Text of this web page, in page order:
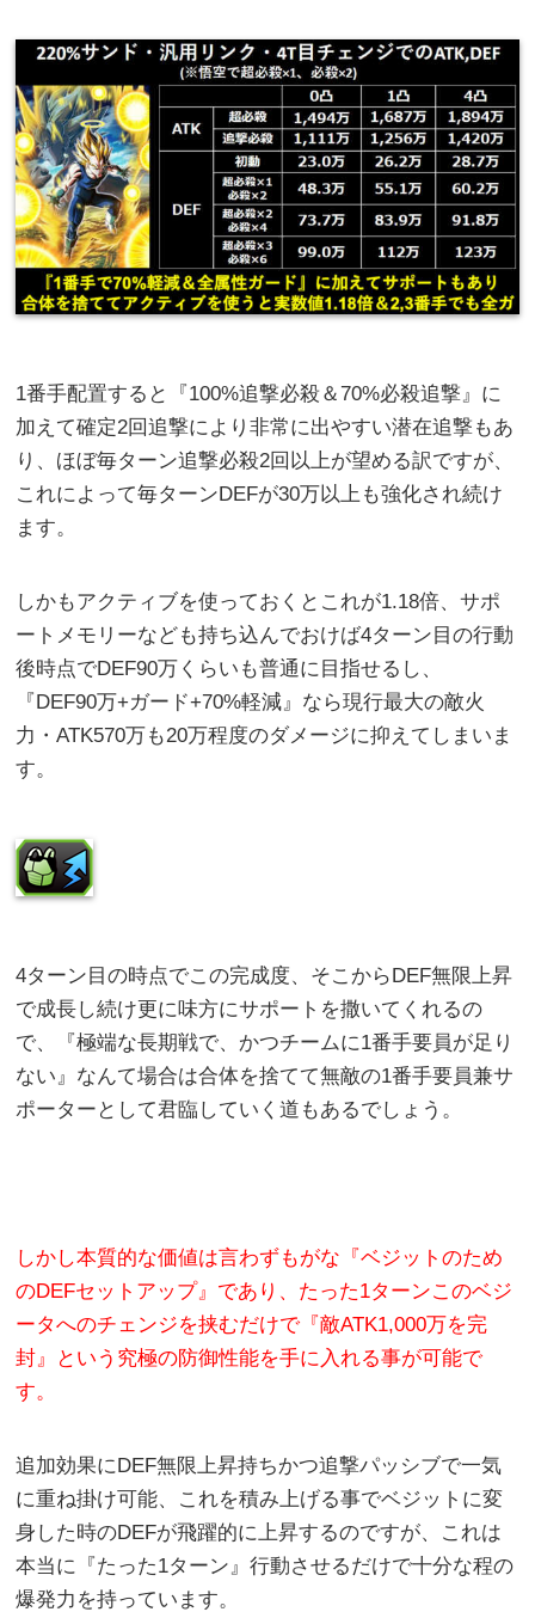
1番手配置すると『100%追撃必殺＆70%必殺追撃』に
加えて確定2回追撃により非常に出やすい潜在追撃もあ
り、ほぼ毎ターン追撃必殺2回以上が望める訳ですが、
これによって毎ターンDEFが30万以上も強化され続け
ます。
しかもアクティブを使っておくとこれが1.18倍、サポ
ートメモリーなども持ち込んでおけば4ターン目の行動
後時点でDEF90万くらいも普通に目指せるし、
『DEF90万+ガード+70%軽減』なら現行最大の敵火
力・ATK570万も20万程度のダメージに抑えてしまいま
す。
4ターン目の時点でこの完成度、そこからDEF無限上昇
で成長し続け更に味方にサポートを撒いてくれるの
で、『極端な長期戦で、かつチームに1番手要員が足り
ない』なんて場合は合体を捨てて無敵の1番手要員兼サ
ポーターとして君臨していく道もあるでしょう。
しかし本質的な価値は言わずもがな『ベジットのため
のDEFセットアップ』であり、たった1ターンこのベジ
ータへのチェンジを挟むだけで『敵ATK1,000万を完
封』という究極の防御性能を手に入れる事が可能で
す。
追加効果にDEF無限上昇持ちかつ追撃パッシブで一気
に重ね掛け可能、これを積み上げる事でベジットに変
身した時のDEFが飛躍的に上昇するのですが、これは
本当に『たった1ターン』行動させるだけで十分な程の
爆発力を持っています。